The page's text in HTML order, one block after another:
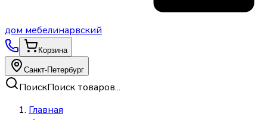
дом мебелинарвский
Корзина
Санкт-Петербург
ПоискПоиск товаров...
Главная